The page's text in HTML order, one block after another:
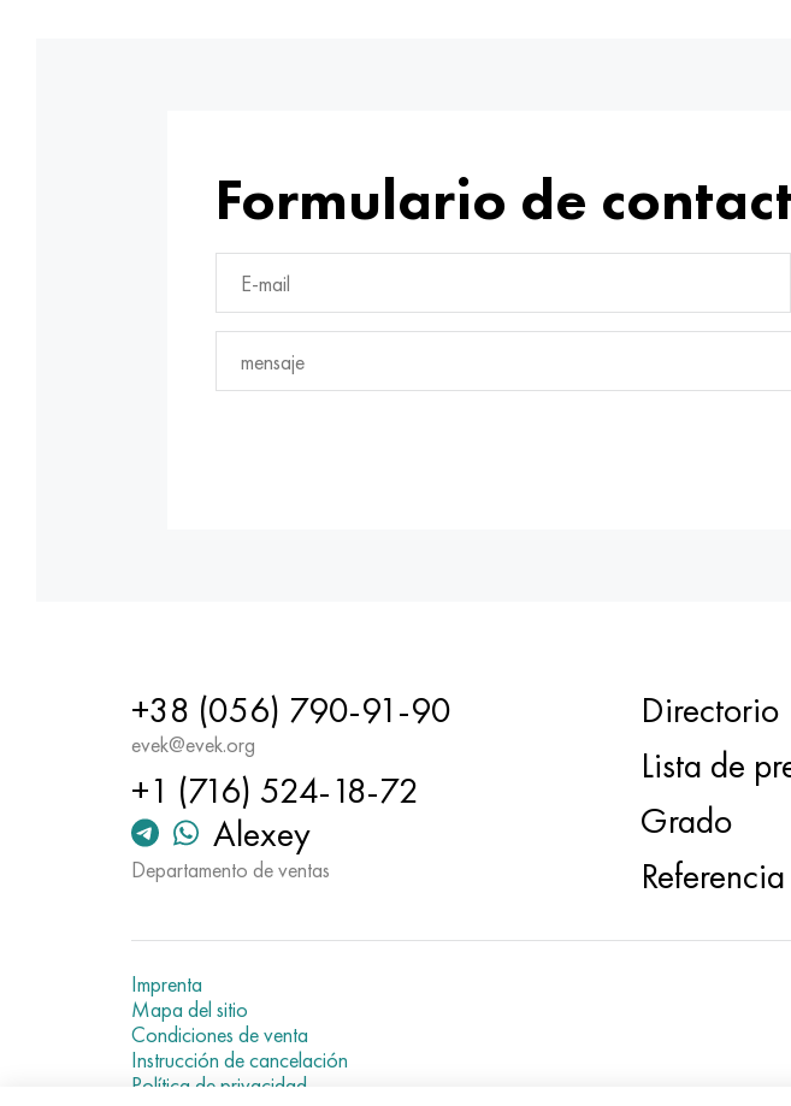
Formulario de
+38 (056) 790-91-90
evek@evek.org
+1 (716) 524-18-72
Alexey
Departamento de ventas
Directorio
Lista de
Grado
Referencia
Imprenta
Mapa del sitio
Condiciones de venta
Instrucción de cancelación
Política de privacidad